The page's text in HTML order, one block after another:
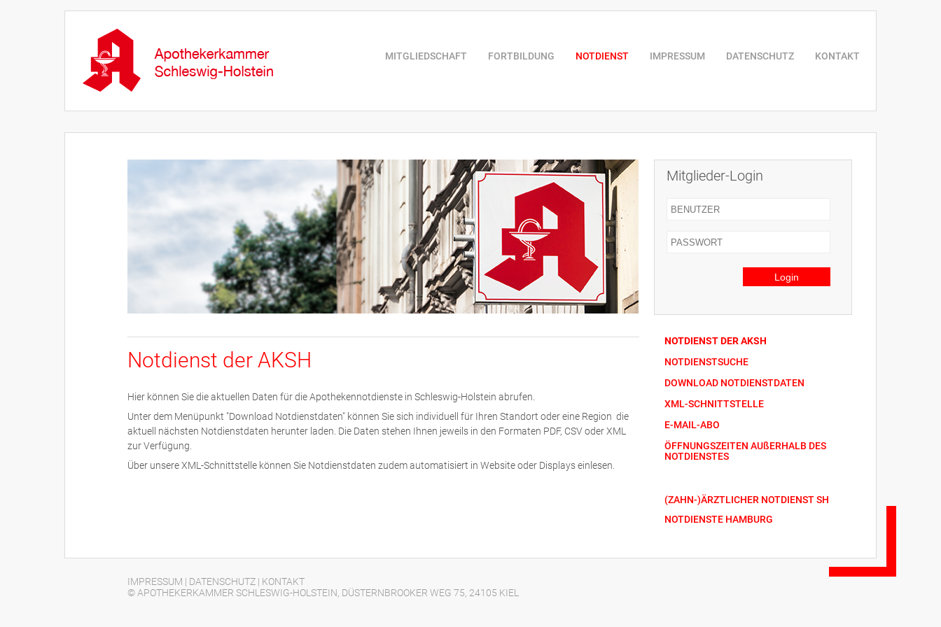
MITGLIEDSCHAFT FORTBILDUNG NOTDIENST IMPRESSUM DATENSCHUTZ KONTAKT
Notdienst der AKSH
Hier können Sie die aktuellen Daten für die Apothekennotdienste in Schleswig-Holstein abrufen.
Unter dem Menüpunkt "Download Notdienstdaten" können Sie sich individuell für Ihren Standort oder eine Region die
aktuell nächsten Notdienstdaten herunter laden. Die Daten stehen Ihnen jeweils in den Formaten PDF, CSV oder XML
zur Verfügung.
Über unsere XML-Schnittstelle können Sie Notdienstdaten zudem automatisiert in Website oder Displays einlesen.
Mitglieder-Login
NOTDIENST DER AKSH
NOTDIENSTSUCHE
DOWNLOAD NOTDIENSTDATEN
XML-SCHNITTSTELLE
E-MAIL-ABO
ÖFFNUNGSZEITEN AUßERHALB DES
NOTDIENSTES
(ZAHN-)ÄRZTLICHER NOTDIENST SH
NOTDIENSTE HAMBURG
IMPRESSUM | DATENSCHUTZ | KONTAKT
© APOTHEKERKAMMER SCHLESWIG-HOLSTEIN, DÜSTERNBROOKER WEG 75, 24105 KIEL